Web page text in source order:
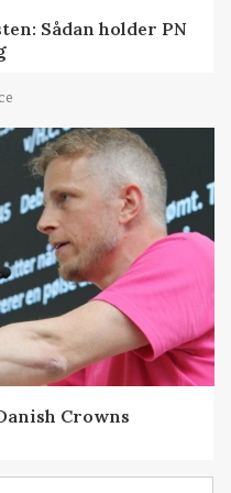
Sådan holder PN
Crowns